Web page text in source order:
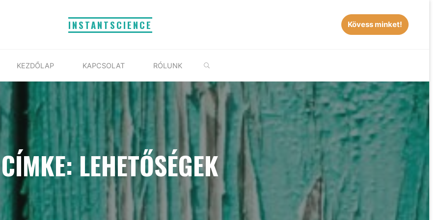
INSTANTSCIENCE Kövess minket!
KEZDŐLAP KAPCSOLAT RÓLUNK
CÍMKE: LEHETŐSÉGEK